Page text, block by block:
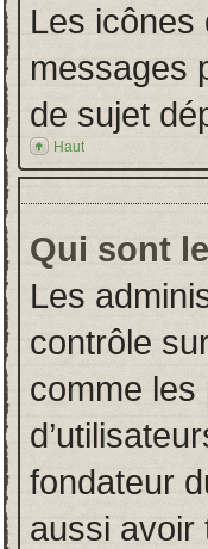
Les icônes
messages
de sujet
Haut
Qui sont
Les
contrôle
comme les
fondateur
aussi avoir